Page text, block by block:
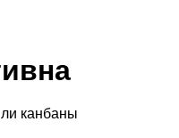
канбаны